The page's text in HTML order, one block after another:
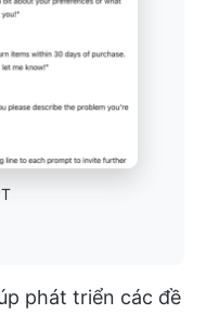
phát triển các đề